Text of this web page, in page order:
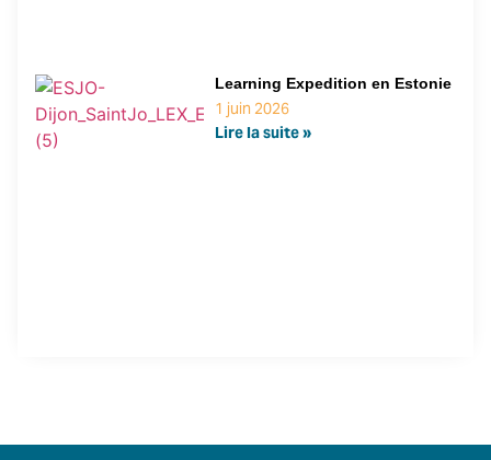
Learning Expedition en Estonie
1 juin 2026
Lire la suite »